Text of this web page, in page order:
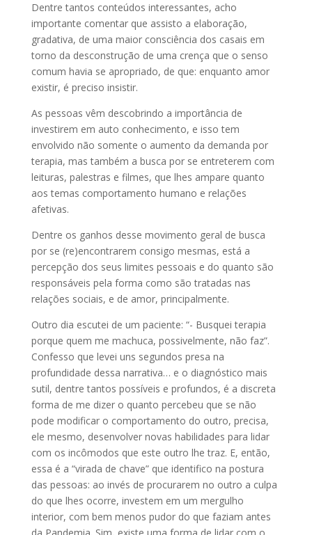
Dentre tantos conteúdos interessantes, acho
importante comentar que assisto a elaboração,
gradativa, de uma maior consciência dos casais em
torno da desconstrução de uma crença que o senso
comum havia se apropriado, de que: enquanto amor
existir, é preciso insistir.
As pessoas vêm descobrindo a importância de
investirem em auto conhecimento, e isso tem
envolvido não somente o aumento da demanda por
terapia, mas também a busca por se entreterem com
leituras, palestras e filmes, que lhes ampare quanto
aos temas comportamento humano e relações
afetivas.
Dentre os ganhos desse movimento geral de busca
por se (re)encontrarem consigo mesmas, está a
percepção dos seus limites pessoais e do quanto são
responsáveis pela forma como são tratadas nas
relações sociais, e de amor, principalmente.
Outro dia escutei de um paciente: “- Busquei terapia
porque quem me machuca, possivelmente, não faz”.
Confesso que levei uns segundos presa na
profundidade dessa narrativa… e o diagnóstico mais
sutil, dentre tantos possíveis e profundos, é a discreta
forma de me dizer o quanto percebeu que se não
pode modificar o comportamento do outro, precisa,
ele mesmo, desenvolver novas habilidades para lidar
com os incômodos que este outro lhe traz. E, então,
essa é a “virada de chave” que identifico na postura
das pessoas: ao invés de procurarem no outro a culpa
do que lhes ocorre, investem em um mergulho
interior, com bem menos pudor do que faziam antes